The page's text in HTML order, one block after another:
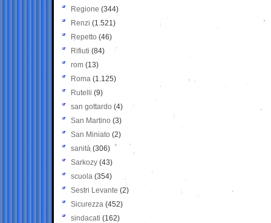
Regione (344)
Renzi (1.521)
Repetto (46)
Rifiuti (84)
rom (13)
Roma (1.125)
Rutelli (9)
san gottardo (4)
San Martino (3)
San Miniato (2)
sanità (306)
Sarkozy (43)
scuola (354)
Sestri Levante (2)
Sicurezza (452)
sindacati (162)